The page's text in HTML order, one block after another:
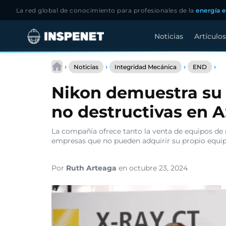
La red global de conocimiento para profesionales de laenergía
Noticias Artículos
› Noticias › Integridad Mecánica › END ›
en
no
en
Nikon demuestra
no destructivas en
La compañía ofrece tanto la venta de equipos
empresas que no pueden adquirir su propio
Por Ruth Arteaga en octubre 23, 2024